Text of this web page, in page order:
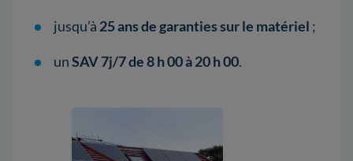
jusqu’à 25 ans de garanties sur le matériel ;
unSAV 7j/7 de 8 h 00 à 20 h 00.